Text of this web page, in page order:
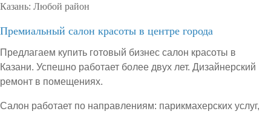
Казань: Любой район
Премиальный салон красоты в центре города
Предлагаем купить готовый бизнес салон красоты в
Казани. Успешно работает более двух лет. Дизайнерский
ремонт в помещениях.
Салон работает по направлениям: парикмахерских услуг,